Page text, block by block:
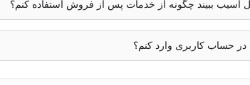
آسیب ببیند چگونه از خدمات پس از فروش استفاده کنم؟
حساب کاربری وارد کنم؟